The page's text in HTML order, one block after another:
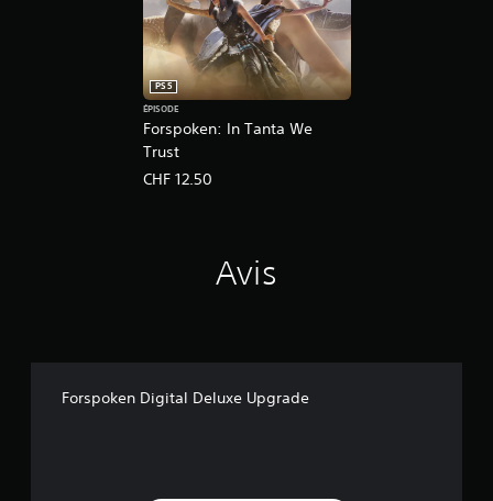
Forspoken: In Tanta We
Trust
PS5
ÉPISODE
CHF 12.50
Avis
Forspoken Digital Deluxe Upgrade